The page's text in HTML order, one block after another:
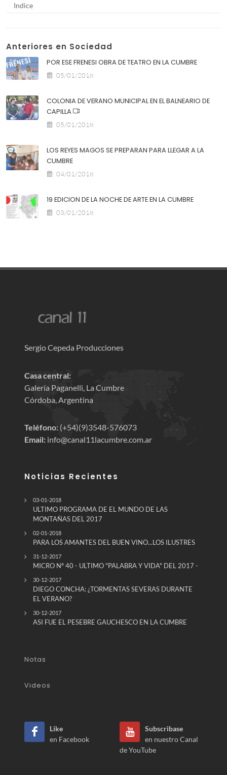
Indice
Anteriores en Sociedad
POR ESE FRENESI OBRA DE TEATRO EN LA CUMBRE
05/01/2018
COLONIA DE VERANO MUNICIPAL EN EL BALNEARIO DE
CAPILLA
05/01/2018
LOS REYES MAGOS SE PREPARAN PARA LLEGAR A LA
CUMBRE
04/01/2018
19 EDICION DE LA NOCHE DE ARTE EN LA CUMBRE
03/01/2018
Sergio Cepeda Producciones
Casa central:
Galería Paganelli, La Cumbre
Córdoba, Argentina
Teléfono: (+54)(9)3548-576073
Email: info@canal11lacumbre.com.ar
Noticias Recientes
03-01-2018
ULTIMO PROGRAMA DE EL MUNDO DE LAS
MONTAÑAS DEL 2017
02-01-2018
PARA LOS AMANTES DEL BUEN VINO...LOS ILUSTRES
31-12-2017
MICRO Nº 40 - ULTIMO "PALABRA Y VIDA" DEL 2017 -
30-12-2017
DIEGO CONCHA: ¿TORMENTAS SEVERAS DURANTE
EL VERANO?
30-12-2017
ASI FUE EL PESEBRE GAUCHESCO EN LA CUMBRE
Notas
Videos
Like
en Facebook
Subscribase
en nuestro Canal
de YouTube